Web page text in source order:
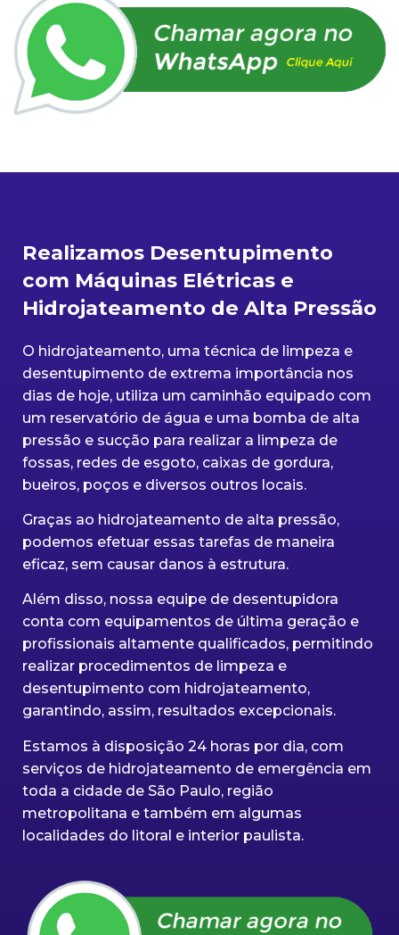
Realizamos Desentupimento
com Máquinas Elétricas e
Hidrojateamento de Alta Pressão
O hidrojateamento, uma técnica de limpeza e
desentupimento de extrema importância nos
dias de hoje, utiliza um caminhão equipado com
um reservatório de água e uma bomba de alta
pressão e sucção para realizar a limpeza de
fossas, redes de esgoto, caixas de gordura,
bueiros, poços e diversos outros locais.
Graças ao hidrojateamento de alta pressão,
podemos efetuar essas tarefas de maneira
eficaz, sem causar danos à estrutura.
Além disso, nossa equipe de desentupidora
conta com equipamentos de última geração e
profissionais altamente qualificados, permitindo
realizar procedimentos de limpeza e
desentupimento com hidrojateamento,
garantindo, assim, resultados excepcionais.
Estamos à disposição 24 horas por dia, com
serviços de hidrojateamento de emergência em
toda a cidade de São Paulo, região
metropolitana e também em algumas
localidades do litoral e interior paulista.